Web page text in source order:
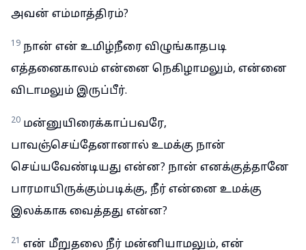
அவன் எம்மாத்திரம்?
19 நான் என் உமிழ்நீரை விழுங்காதபடி
எத்தனைகாலம் என்னை நெகிழாமலும், என்னை
விடாமலும் இருப்பீர்.
20 மன்னுயிரைக்காப்பவரே,
பாவஞ்செய்தேனானால் உமக்கு நான்
செய்யவேண்டியது என்ன? நான் எனக்குத்தானே
பாரமாயிருக்கும்படிக்கு, நீர் என்னை உமக்கு
இலக்காக வைத்தது என்ன?
21 என் மீறுதலை நீர் மன்னியாமலும், என்